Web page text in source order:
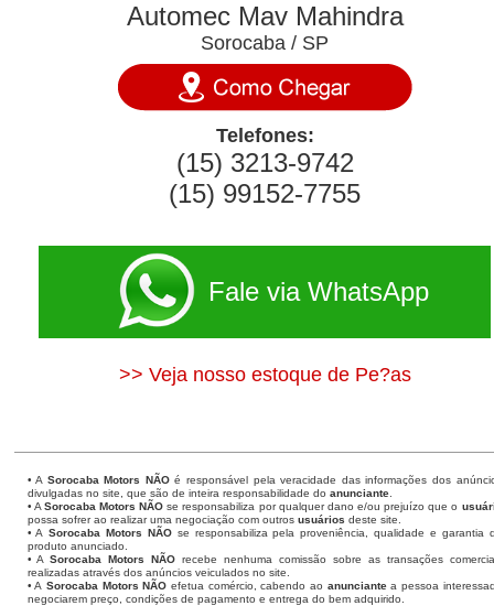
Automec Mav Mahindra
Sorocaba / SP
Telefones:
(15) 3213-9742
(15) 99152-7755
Fale via WhatsApp
>> Veja nosso estoque de Pe?as
• A Sorocaba Motors NÃOé responsável pela veracidade das informações dos
divulgadas no site, que são de inteira responsabilidade do anunciante.
• A Sorocaba Motors NÃO se responsabiliza por qualquer dano e/ou prejuízo que o
possa sofrer ao realizar uma negociação com outros usuários deste site.
• A Sorocaba Motors NÃOse responsabiliza pela proveniência, qualidade e garantia
produto anunciado.
• ASorocaba Motors NÃO recebe nenhuma comissão sobre as transações
realizadas através dos anúncios veiculados no site.
• A Sorocaba Motors NÃO efetua comércio, cabendo ao anunciantea pessoa
negociarem preço, condições de pagamento e entrega do bem adquirido.